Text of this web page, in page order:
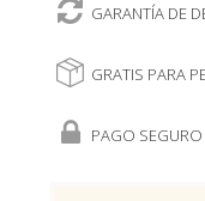
GARANTÍA DE
GRATIS PARA
PAGO SEGURO